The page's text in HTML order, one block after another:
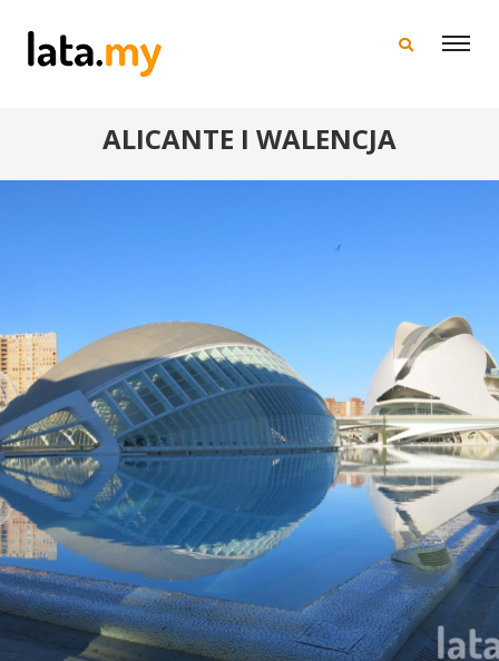
ALICANTE I WALENCJA
Niezbędne
Ciasteczka, bez
których serwis
nie będzie w
pełni
funkcjonował
zgodnie z